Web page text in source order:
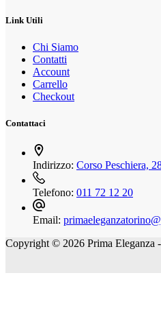
Link Utili
Chi Siamo
Contatti
Account
Carrello
Checkout
Contattaci
Indirizzo: Corso Peschiera,
Telefono: 011 72 12 20
Email:
Copyright © 2026 Prima Eleganza